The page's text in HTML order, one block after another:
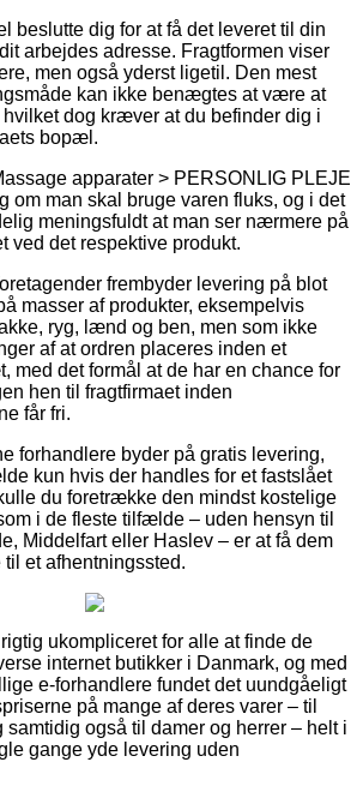
beslutte dig for at få det leveret til din
arbejdes adresse. Fragtformen viser
men også yderst ligetil. Den mest
kan ikke benægtes at være at
hvilket dog kræver at du befinder dig i
bopæl.
apparater > PERSONLIG PLEJE
om man skal bruge varen fluks, og i det
meningsfuldt at man ser nærmere på
ved det respektive produkt.
frembyder levering på blot
masser af produkter, eksempelvis
ryg, lænd og ben, men som ikke
af at ordren placeres inden et
med det formål at de har en chance for
hen til fragtfirmaet inden
får fri.
forhandlere byder på gratis levering,
kun hvis der handles for et fastslået
du foretrække den mindst kostelige
i de fleste tilfælde – uden hensyn til
Middelfart eller Haslev – er at få dem
et afhentningssted.
ukompliceret for alle at finde de
internet butikker i Danmark, og med
e-forhandlere fundet det uundgåeligt
på mange af deres varer – til
samtidig også til damer og herrer – helt i
gange yde levering uden